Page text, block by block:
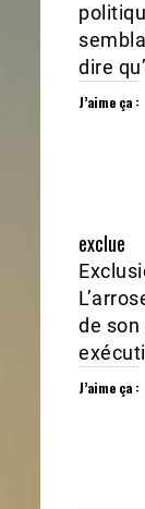
dire
J’aime ça :
exclue
de son
J’aime ça :